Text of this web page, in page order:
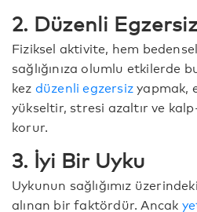
2. Düzenli
Fiziksel aktivite, hem
sağlığınıza olumlu etkilerde
kez düzenli egzersizyapmak,
yükseltir, stresi azaltır ve kalp-
korur.
3. İyi Bir Uyku
Uykunun sağlığımız
alınan bir faktördür. Ancak